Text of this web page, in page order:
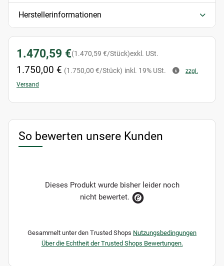
Herstellerinformationen
1.470,59 €(1.470,59 €/Stück)exkl. USt.
1.750,00 € (1.750,00 €/Stück) inkl. 19% USt.
zzgl.
Versand
So bewerten unsere Kunden
Dieses Produkt wurde bisher leider noch
nicht bewertet.
Gesammelt unter den Trusted Shops Nutzungsbedingungen
Über die Echtheit der Trusted Shops Bewertungen.